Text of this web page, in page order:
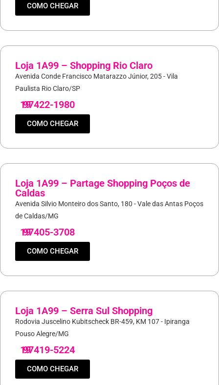
COMO CHEGAR
Loja 1A99 – Shopping Rio Claro
Avenida Conde Francisco Matarazzo Júnior, 205 - Vila
Paulista Rio Claro/SP
19
97422-1980
COMO CHEGAR
Loja 1A99 – Partage Shopping Poços de
Caldas
Avenida Silvio Monteiro dos Santo, 180 - Vale das Antas Poços
de Caldas/MG
19
97405-3708
COMO CHEGAR
Loja 1A99 – Serra Sul Shopping
Rodovia Juscelino Kubitscheck BR-459, KM 107 - Ipiranga
Pouso Alegre/MG
19
97419-5224
COMO CHEGAR